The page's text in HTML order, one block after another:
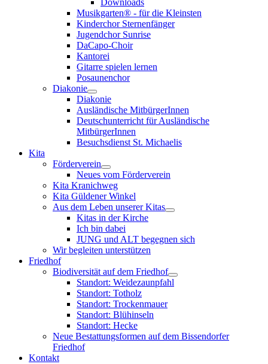
Downloads
Musikgarten® - für die Kleinsten
Kinderchor Sternenfänger
Jugendchor Sunrise
DaCapo-Choir
Kantorei
Gitarre spielen lernen
Posaunenchor
Diakonie
Diakonie
Ausländische MitbürgerInnen
Deutschunterricht für Ausländische
MitbürgerInnen
Besuchsdienst St. Michaelis
Kita
Förderverein
Neues vom Förderverein
Kita Kranichweg
Kita Güldener Winkel
Aus dem Leben unserer Kitas
Kitas in der Kirche
Ich bin dabei
JUNG und ALT begegnen sich
Wir begleiten unterstützen
Friedhof
Biodiversität auf dem Friedhof
Standort: Weidezaunpfahl
Standort: Totholz
Standort: Trockenmauer
Standort: Blühinseln
Standort: Hecke
Neue Bestattungsformen auf dem Bissendorfer
Friedhof
Kontakt